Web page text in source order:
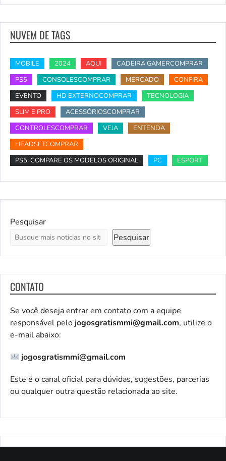
NUVEM DE TAGS
MOBILE 2024 AQUI
CADEIRA GAMERCOMPRAR
PS5
CONSOLESCOMPRAR MERCADO
CONFIRA
EVENTO
HD EXTERNOCOMPRAR
TECNOLOGIA
SLIM E PRO
ACESSÓRIOSCOMPRAR
CONTROLESCOMPRAR
VEJA
ENTENDA
HEADSETCOMPRAR
PS5: COMPARE OS MODELOS ORIGINAL
PC ESPORT
Pesquisar
Pesquisar
CONTATO
Se você deseja entrar em contato com a equipe
responsável pelo jogosgratismmi@gmail.com, utilize o
e-mail abaixo:
jogosgratismmi@gmail.com
Este é o canal oficial para dúvidas, sugestões, parcerias
ou qualquer outra questão relacionada ao site.